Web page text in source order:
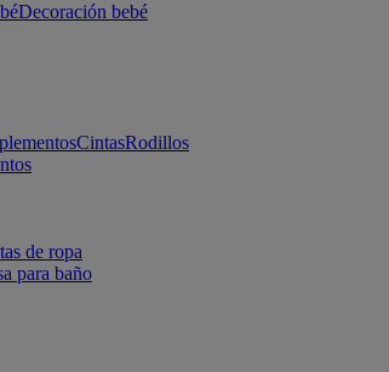
Decoración bebé
CintasRodillos
de ropa
para baño